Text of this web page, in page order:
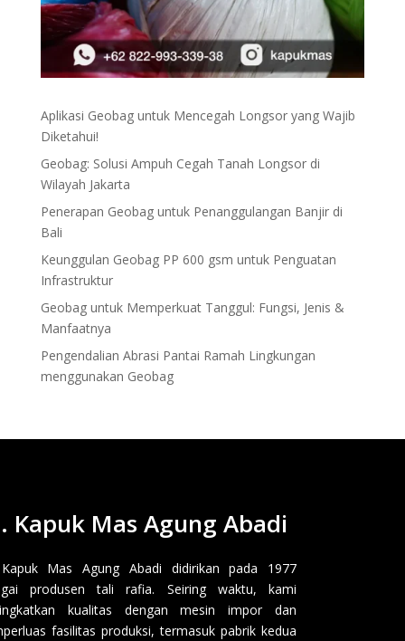
Aplikasi Geobag untuk Mencegah Longsor yang Wajib
Diketahui!
Geobag: Solusi Ampuh Cegah Tanah Longsor di
Wilayah Jakarta
Penerapan Geobag untuk Penanggulangan Banjir di
Bali
Keunggulan Geobag PP 600 gsm untuk Penguatan
Infrastruktur
Geobag untuk Memperkuat Tanggul: Fungsi, Jenis &
Manfaatnya
Pengendalian Abrasi Pantai Ramah Lingkungan
menggunakan Geobag
Kapuk Mas Agung Abadi
Mas Agung Abadi didirikan pada 1977
produsen tali rafia. Seiring waktu, kami
kualitas dengan mesin impor dan
fasilitas produksi, termasuk pabrik kedua